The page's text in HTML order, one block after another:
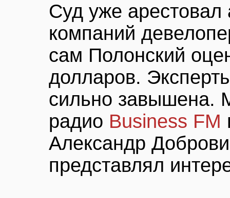
Суд уже арестовал
компаний
сам Полонский
долларов.
сильно завышена.
радио Business FM
Александр
представлял